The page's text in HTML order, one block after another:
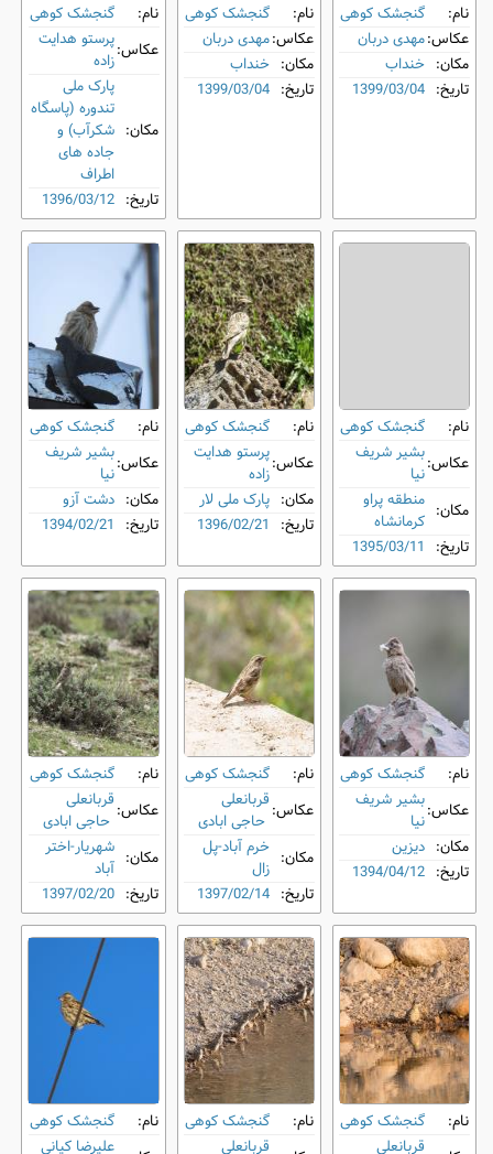
نام:
گنجشک کوهی
عکاس:مهدی دربان
مکان: خنداب
تاریخ: 1399/03/04
نام:
گنجشک کوهی
عکاس:مهدی دربان
مکان: خنداب
تاریخ: 1399/03/04
نام:
گنجشک کوهی
عکاس:پرستو هدایت
زاده
مکان:
پارک ملی
تندوره (پاسگاه
شکرآب) و
جاده های
اطراف
تاریخ: 1396/03/12
نام:
گنجشک کوهی
عکاس:بشیر شریف
نیا
مکان: منطقه پراو
کرمانشاه
تاریخ: 1395/03/11
نام:
گنجشک کوهی
عکاس:پرستو هدایت
زاده
مکان: پارک ملی لار
تاریخ: 1396/02/21
نام:
گنجشک کوهی
عکاس:بشیر شریف
نیا
مکان: دشت آزو
تاریخ: 1394/02/21
نام:
گنجشک کوهی
عکاس:بشیر شریف
نیا
مکان: دیزین
تاریخ: 1394/04/12
نام:
گنجشک کوهی
عکاس:قربانعلی
حاجی ابادی
مکان: خرم آباد-پل
زال
تاریخ: 1397/02/14
نام:
گنجشک کوهی
عکاس:قربانعلی
حاجی ابادی
مکان: شهریار-اختر
آباد
تاریخ: 1397/02/20
نام:
گنجشک کوهی
قربانعلی
نام:
گنجشک کوهی
قربانعلی
نام:
گنجشک کوهی
علیرضا کیانی